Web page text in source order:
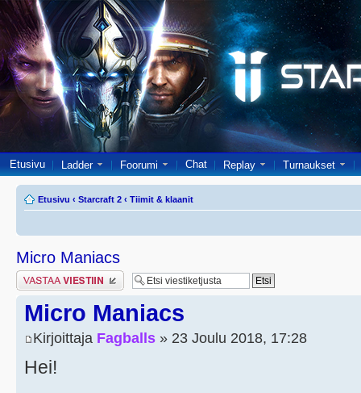
Etusivu Ladder Foorumi Chat Replay Turnaukset
Etusivu ‹ Starcraft 2 ‹ Tiimit & klaanit
Micro Maniacs
Lähetä vastaus
Micro Maniacs
Kirjoittaja Fagballs » 23 Joulu 2018, 17:28
Hei!